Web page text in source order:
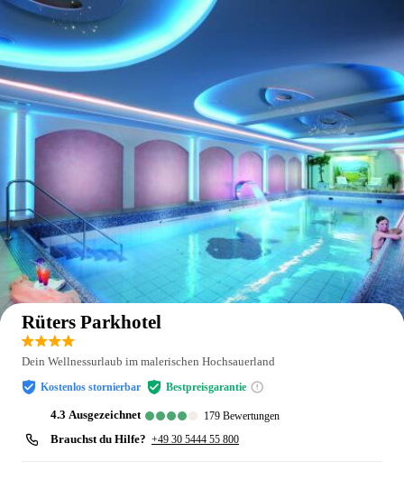
Auf der Karte anzeigen
Rüters Parkhotel
Dein Wellnessurlaub im malerischen Hochsauerland
Kostenlos stornierbar Bestpreisgarantie
4.3 ausgezeichnet 179 Bewertungen
Brauchst du Hilfe? +49 30 5444 55 800